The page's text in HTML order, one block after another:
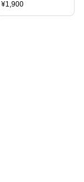
遮光ケース付き
¥1,900